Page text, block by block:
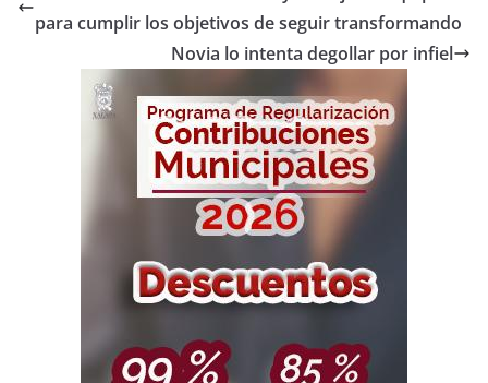
para cumplir los objetivos de seguir transformando
Novia lo intenta degollar por infiel